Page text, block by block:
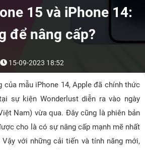
15 và iPhone 14:
để nâng cấp?
15-09-2023 18:52
của mẫu iPhone 14, Apple đã chính thức
sự kiện Wonderlust diễn ra vào ngày
Nam) vừa qua. Đây cũng là phiên bản
cho là có sự nâng cấp mạnh mẽ nhất
với những cải tiến và tính năng mới,